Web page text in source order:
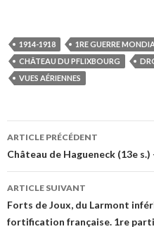
1914-1918 1RE GUERRE
CHÂTEAU DU PFLIXBOURG
VUES AÉRIENNES
Navigation
des
articles
ARTICLE PRÉCÉDENT
Château de Hagueneck (13e
ARTICLE SUIVANT
Forts de Joux, du Larmont
fortification française. 1re